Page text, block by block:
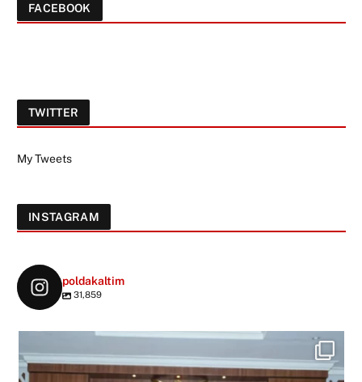
FACEBOOK
TWITTER
My Tweets
INSTAGRAM
poldakaltim
31,859